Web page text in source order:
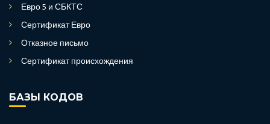
Евро 5 и СБКТС
Сертификат Евро
Отказное письмо
Сертификат происхождения
БАЗЫ КОДОВ